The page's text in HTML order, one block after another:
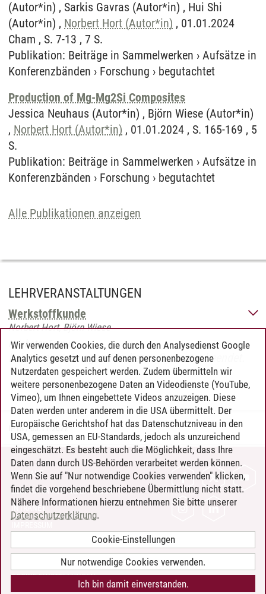
(Autor*in) , Sarkis Gavras (Autor*in) , Hui Shi
(Autor*in) , Norbert Hort (Autor*in) , 01.01.2024
Cham , S. 7-13 , 7 S.
Publikation: Beiträge in Sammelwerken › Aufsätze in
Konferenzbänden › Forschung › begutachtet
Production of Mg-Mg2Si Composites
Jessica Neuhaus (Autor*in) , Björn Wiese (Autor*in)
, Norbert Hort (Autor*in) , 01.01.2024 , S. 165-169 , 5
S.
Publikation: Beiträge in Sammelwerken › Aufsätze in
Konferenzbänden › Forschung › begutachtet
Alle Publikationen anzeigen
LEHRVERANSTALTUNGEN
Werkstoffkunde
Norbert Hort, Björn Wiese
Nächster Termin:
Lehrveranstaltungen für dieses Semester beendet.
IPTS/03.11.2022
KONTAKT
LEUPHANA ALS ARBEITGEBER
INTRANET
BARRIEREFREIHEIT
COOKIE-EINSTELLUNGEN
Wir verwenden Cookies, die durch den Analysedienst Google
Analytics gesetzt und auf denen personenbezogene
Nutzerdaten gespeichert werden. Zudem übermitteln wir
weitere personenbezogene Daten an Videodienste (YouTube,
Vimeo), um Ihnen eingebettete Videos anzuzeigen. Diese
Daten werden unter anderem in die USA übermittelt. Der
Europäische Gerichtshof hat das Datenschutzniveau in den
USA, gemessen an EU-Standards, jedoch als unzureichend
eingeschätzt. Es besteht auch die Möglichkeit, dass Ihre
Daten dann durch US-Behörden verarbeitet werden können.
Wenn Sie auf "Nur notwendige Cookies verwenden" klicken,
findet die vorgehend beschriebene Übermittlung nicht statt.
Nähere Informationen hierzu entnehmen Sie bitte unserer
Datenschutzerklärung.
Cookie-Einstellungen
Nur notwendige Cookies verwenden.
Ich bin damit einverstanden.